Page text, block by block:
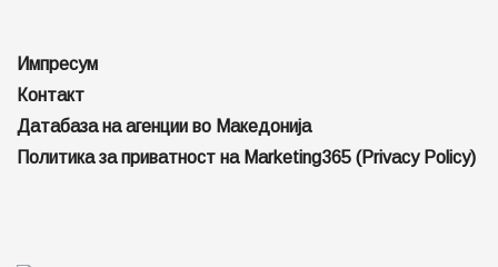
Импресум
Контакт
Датабаза на агенции во Македонија
Политика за приватност на Marketing365 (Privacy Policy)